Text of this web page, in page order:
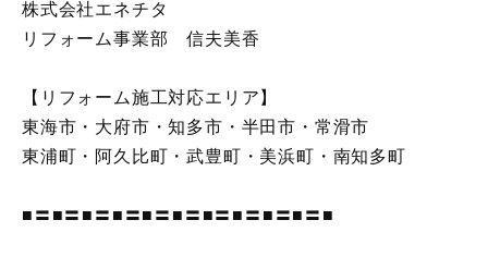
株式会社エネチタ
リフォーム事業部 信夫美香
【リフォーム施工対応エリア】
東海市・大府市・知多市・半田市・常滑市
東浦町・阿久比町・武豊町・美浜町・南知多町
■〓■〓■〓■〓■〓■〓■〓■〓■〓■〓■